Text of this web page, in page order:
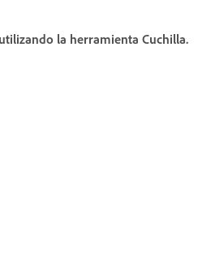
la herramienta Cuchilla.